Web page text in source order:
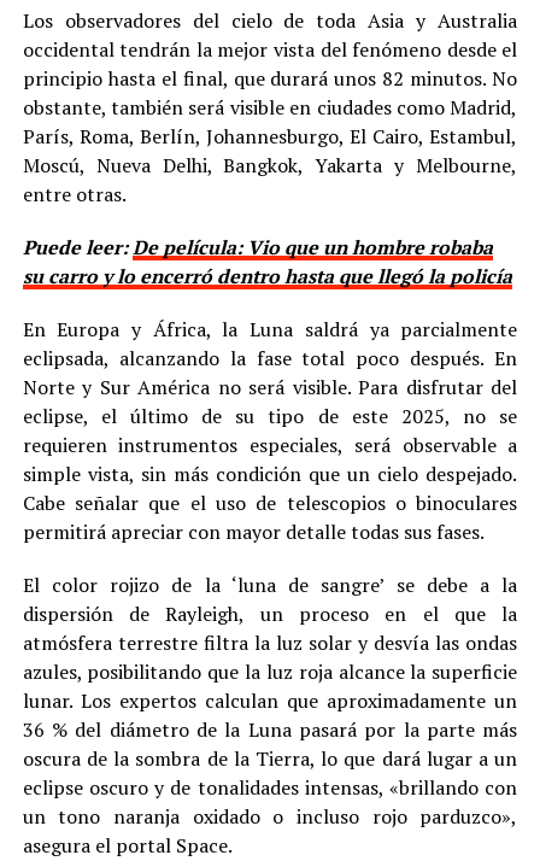
Los observadores del cielo de toda Asia y Australia
occidental tendrán la mejor vista del fenómeno desde el
principio hasta el final, que durará unos 82 minutos. No
obstante, también será visible en ciudades como Madrid,
París, Roma, Berlín, Johannesburgo, El Cairo, Estambul,
Moscú, Nueva Delhi, Bangkok, Yakarta y Melbourne,
entre otras.
Puede leer:De película: Vio que un hombre robaba
su carro y lo encerró dentro hasta que llegó la policía
En Europa y África, la Luna saldrá ya parcialmente
eclipsada, alcanzando la fase total poco después. En
Norte y Sur América no será visible. Para disfrutar del
eclipse, el último de su tipo de este 2025, no se
requieren instrumentos especiales, será observable a
simple vista, sin más condición que un cielo despejado.
Cabe señalar que el uso de telescopios o binoculares
permitirá apreciar con mayor detalle todas sus fases.
El color rojizo de la ‘luna de sangre’ se debe a la
dispersión de Rayleigh, un proceso en el que la
atmósfera terrestre filtra la luz solar y desvía las ondas
azules, posibilitando que la luz roja alcance la superficie
lunar. Los expertos calculan que aproximadamente un
36 % del diámetro de la Luna pasará por la parte más
oscura de la sombra de la Tierra, lo que dará lugar a un
eclipse oscuro y de tonalidades intensas, «brillando con
un tono naranja oxidado o incluso rojo parduzco»,
asegura el portal Space.